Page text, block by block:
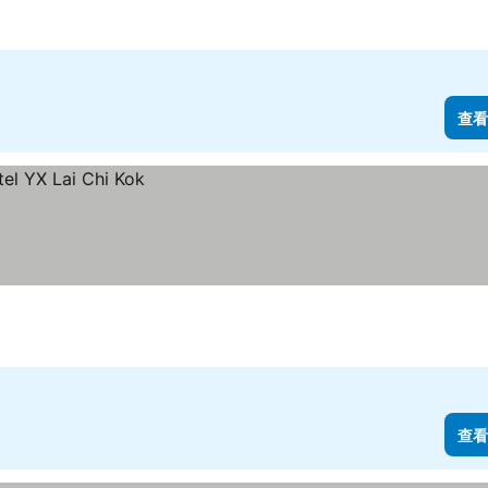
查
查